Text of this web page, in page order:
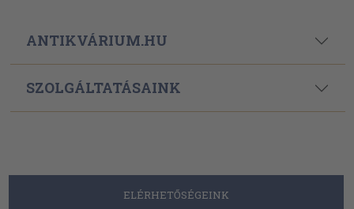
ANTIKVÁRIUM.HU
SZOLGÁLTATÁSAINK
ELÉRHETŐSÉGEINK